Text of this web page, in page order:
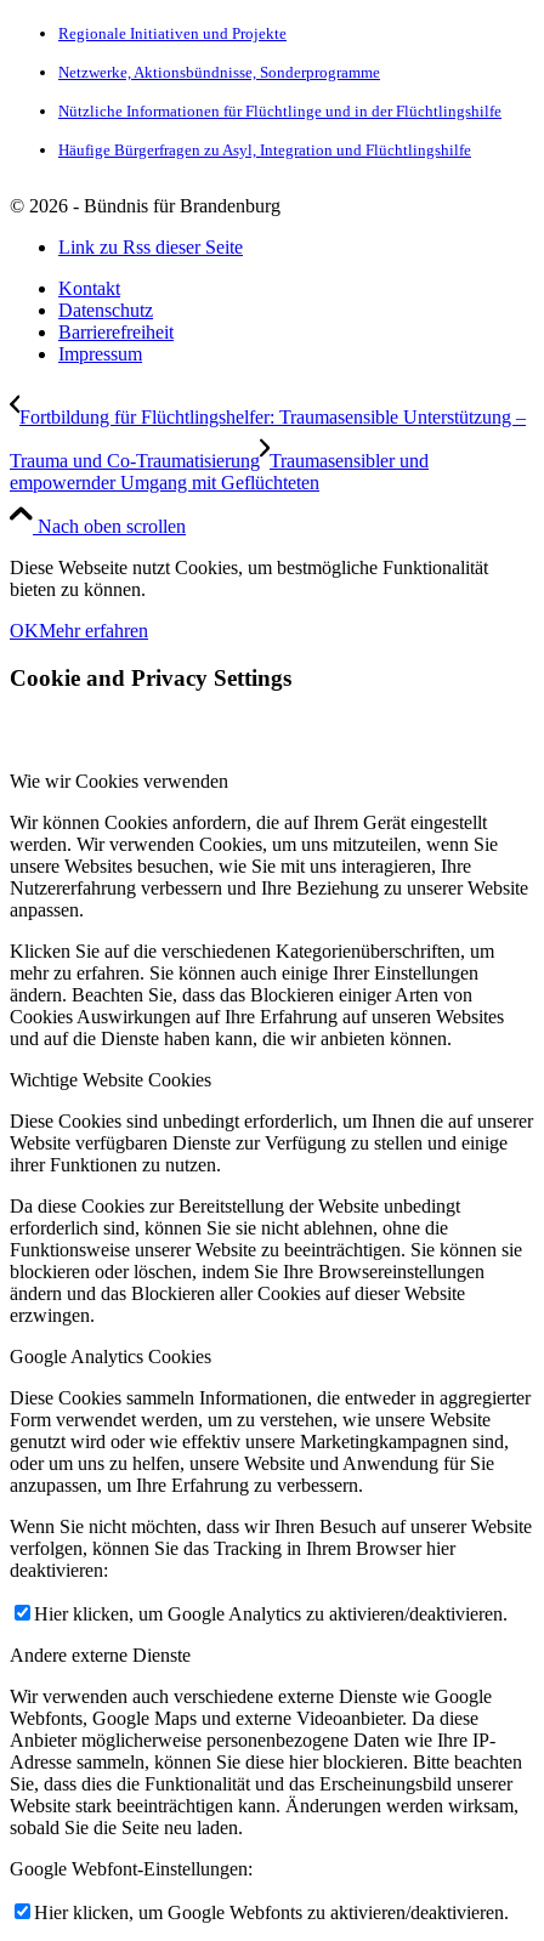
Regionale Initiativen und Projekte
Netzwerke, Aktionsbündnisse, Sonderprogramme
Nützliche Informationen für Flüchtlinge und in der Flüchtlingshilfe
Häufige Bürgerfragen zu Asyl, Integration und Flüchtlingshilfe
© 2026 - Bündnis für Brandenburg
Link zu Rss dieser Seite
Kontakt
Datenschutz
Barrierefreiheit
Impressum
Fortbildung für Flüchtlingshelfer: Traumasensible Unterstützung –
Trauma und Co-Traumatisierung Traumasensibler und
empowernder Umgang mit Geflüchteten
Nach oben scrollen
Diese Webseite nutzt Cookies, um bestmögliche Funktionalität
bieten zu können.
OKMehr erfahren
Cookie and Privacy Settings
Wie wir Cookies verwenden
Wir können Cookies anfordern, die auf Ihrem Gerät eingestellt
werden. Wir verwenden Cookies, um uns mitzuteilen, wenn Sie
unsere Websites besuchen, wie Sie mit uns interagieren, Ihre
Nutzererfahrung verbessern und Ihre Beziehung zu unserer Website
anpassen.
Klicken Sie auf die verschiedenen Kategorienüberschriften, um
mehr zu erfahren. Sie können auch einige Ihrer Einstellungen
ändern. Beachten Sie, dass das Blockieren einiger Arten von
Cookies Auswirkungen auf Ihre Erfahrung auf unseren Websites
und auf die Dienste haben kann, die wir anbieten können.
Wichtige Website Cookies
Diese Cookies sind unbedingt erforderlich, um Ihnen die auf unserer
Website verfügbaren Dienste zur Verfügung zu stellen und einige
ihrer Funktionen zu nutzen.
Da diese Cookies zur Bereitstellung der Website unbedingt
erforderlich sind, können Sie sie nicht ablehnen, ohne die
Funktionsweise unserer Website zu beeinträchtigen. Sie können sie
blockieren oder löschen, indem Sie Ihre Browsereinstellungen
ändern und das Blockieren aller Cookies auf dieser Website
erzwingen.
Google Analytics Cookies
Diese Cookies sammeln Informationen, die entweder in aggregierter
Form verwendet werden, um zu verstehen, wie unsere Website
genutzt wird oder wie effektiv unsere Marketingkampagnen sind,
oder um uns zu helfen, unsere Website und Anwendung für Sie
anzupassen, um Ihre Erfahrung zu verbessern.
Wenn Sie nicht möchten, dass wir Ihren Besuch auf unserer Website
verfolgen, können Sie das Tracking in Ihrem Browser hier
deaktivieren:
Hier klicken, um Google Analytics zu aktivieren/deaktivieren.
Andere externe Dienste
Wir verwenden auch verschiedene externe Dienste wie Google
Webfonts, Google Maps und externe Videoanbieter. Da diese
Anbieter möglicherweise personenbezogene Daten wie Ihre IP-
Adresse sammeln, können Sie diese hier blockieren. Bitte beachten
Sie, dass dies die Funktionalität und das Erscheinungsbild unserer
Website stark beeinträchtigen kann. Änderungen werden wirksam,
sobald Sie die Seite neu laden.
Google Webfont-Einstellungen:
Hier klicken, um Google Webfonts zu aktivieren/deaktivieren.